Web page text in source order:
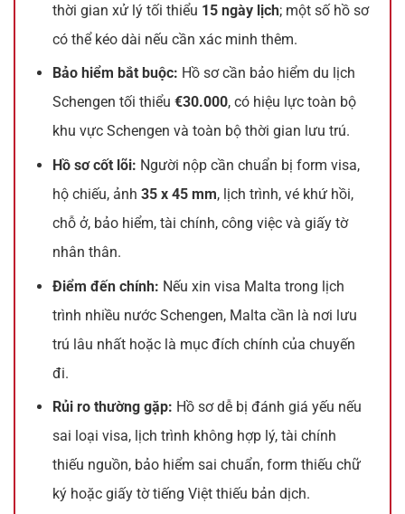
thời gian xử lý tối thiểu 15 ngày lịch; một số hồ sơ
có thể kéo dài nếu cần xác minh thêm.
Bảo hiểm bắt buộc: Hồ sơ cần bảo hiểm du lịch
Schengen tối thiểu€30.000, có hiệu lực toàn bộ
khu vực Schengen và toàn bộ thời gian lưu trú.
Hồ sơ cốt lõi: Người nộp cần chuẩn bị form visa,
hộ chiếu, ảnh35 x 45 mm, lịch trình, vé khứ hồi,
chỗ ở, bảo hiểm, tài chính, công việc và giấy tờ
nhân thân.
Điểm đến chính: Nếu xin visa Malta trong lịch
trình nhiều nước Schengen, Malta cần là nơi lưu
trú lâu nhất hoặc là mục đích chính của chuyến
đi.
Rủi ro thường gặp: Hồ sơ dễ bị đánh giá yếu nếu
sai loại visa, lịch trình không hợp lý, tài chính
thiếu nguồn, bảo hiểm sai chuẩn, form thiếu chữ
ký hoặc giấy tờ tiếng Việt thiếu bản dịch.